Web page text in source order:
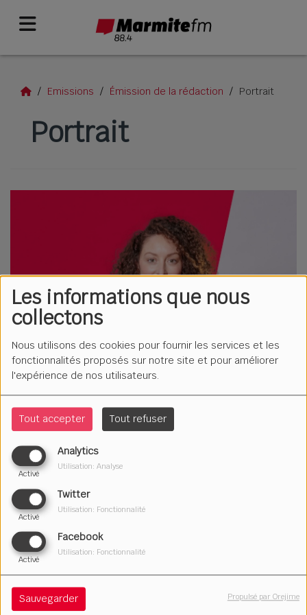
Les informations que nous
collectons
Nous utilisons des cookies pour fournir les services et les
fonctionnalités proposés sur notre site et pour améliorer
l'expérience de nos utilisateurs.
Tout accepter Tout refuser
Analytics
Activé
Utilisation: Analyse
Twitter
Activé
Utilisation: Fonctionnalité
Facebook
Activé
Utilisation: Fonctionnalité
Sauvegarder Propulsé par Orejime
Emissions Émission de la rédaction Portrait
Portrait
Le lundi à 17h05 et le vendredi à 13h10.
Chaque mois, on retrace le parcours de vie d'une
personnalité locale.